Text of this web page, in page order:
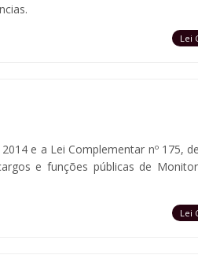
Lei
e a Lei Complementar nº 175,
e funções públicas de
Lei